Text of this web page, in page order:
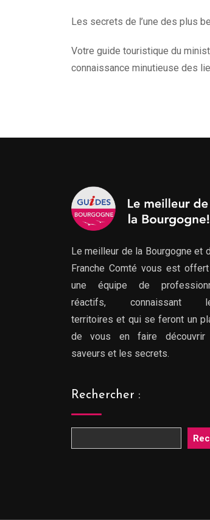
Les secrets de l’une des plus
Votre guide touristique du
connaissance minutieuse des
Le meilleur de la Bourgogne et
Franche Comté vous est
une équipe de
réactifs, connaissant
territoires et qui se feront un
de vous en faire découvrir
saveurs et les secrets.
Rechercher :